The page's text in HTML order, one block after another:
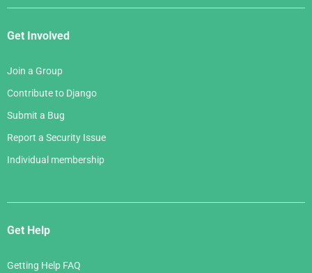
Get Involved
Join a Group
Contribute to Django
Submit a Bug
Report a Security Issue
Individual membership
Get Help
Getting Help FAQ